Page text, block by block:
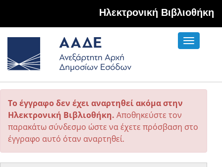
Hλεκτρονική Βιβλιοθήκη
Toggle
Το έγγραφο δεν έχει αναρτηθεί ακόμα στην
Ηλεκτρονική Βιβλιοθήκη. Αποθηκεύστε τον
παρακάτω σύνδεσμο ώστε να έχετε πρόσβαση στο
έγγραφο αυτό όταν αναρτηθεί.